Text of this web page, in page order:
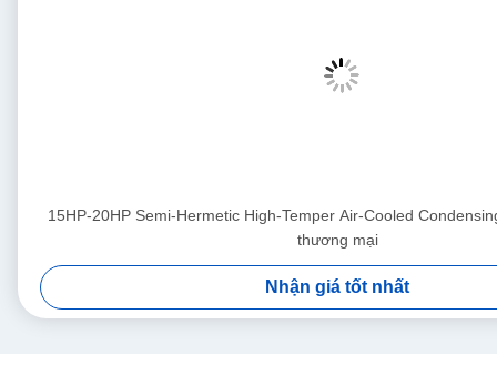
15HP-20HP Semi-Hermetic High-Temper Air-Cooled
thương mại
Nhận giá tốt nhất